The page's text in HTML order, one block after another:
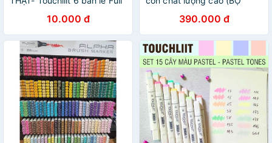
10.000 đ 390.000 đ